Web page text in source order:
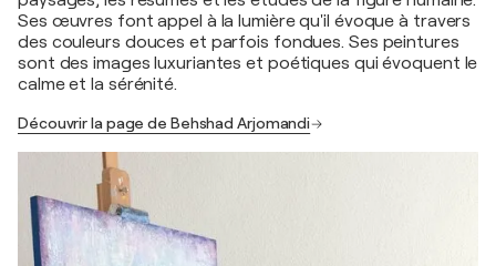
Ses œuvres font appel à la lumière qu'il évoque à travers
des couleurs douces et parfois fondues. Ses peintures
sont des images luxuriantes et poétiques qui évoquent le
calme et la sérénité.
Découvrir la page de Behshad Arjomandi